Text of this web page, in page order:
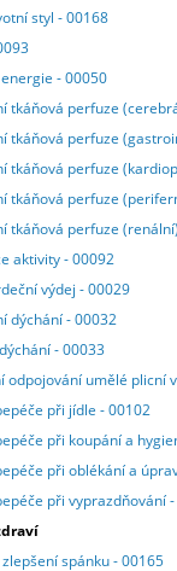
styl - 00168
- 00050
tkáňová perfuze
tkáňová perfuze
tkáňová perfuze
tkáňová perfuze
tkáňová perfuze
aktivity - 00092
výdej - 00029
dýchání - 00032
- 00033
odpojování umělé plicní
při jídle - 00102
při koupání a
při oblékání a
při vyprazdňování
spánku - 00165